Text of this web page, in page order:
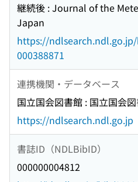
継続後 : Journal of the
Japan
https://
000388871
連携機関・データベース
国立国会図書館 : 国立国会
https://ndlsearch.ndl.go.jp
書誌ID（NDLBibID）
000000004812